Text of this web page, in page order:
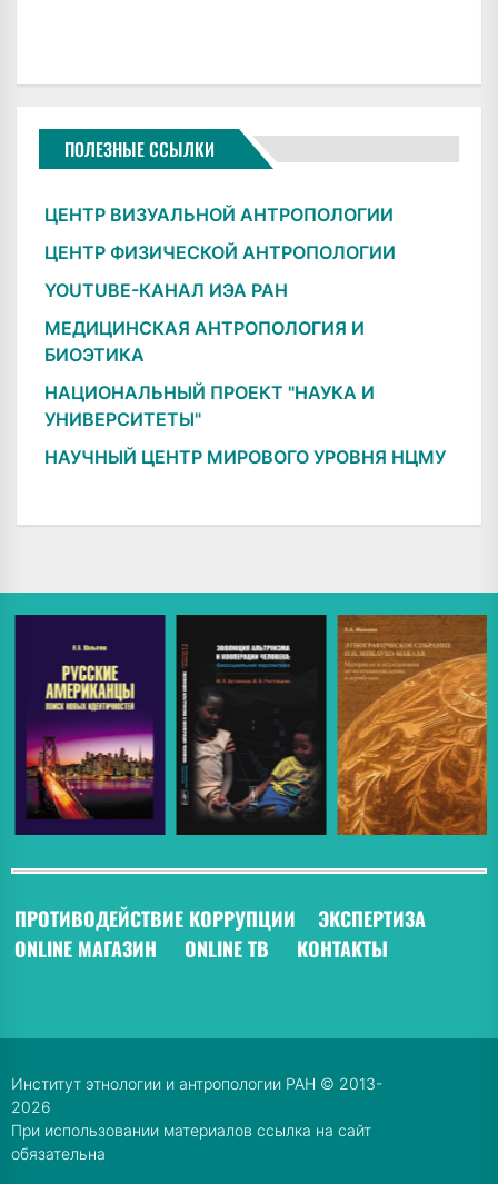
ПОЛЕЗНЫЕ ССЫЛКИ
ЦЕНТР ВИЗУАЛЬНОЙ АНТРОПОЛОГИИ
ЦЕНТР ФИЗИЧЕСКОЙ АНТРОПОЛОГИИ
YOUTUBE-КАНАЛ ИЭА РАН
МЕДИЦИНСКАЯ АНТРОПОЛОГИЯ И
БИОЭТИКА
НАЦИОНАЛЬНЫЙ ПРОЕКТ "НАУКА И
УНИВЕРСИТЕТЫ"
НАУЧНЫЙ ЦЕНТР МИРОВОГО УРОВНЯ НЦМУ
ПРОТИВОДЕЙСТВИЕ КОРРУПЦИИ ЭКСПЕРТИЗА
ONLINE МАГАЗИН
ONLINE ТВ КОНТАКТЫ
Институт этнологии и антропологии РАН © 2013-
2026
При использовании материалов ссылка на сайт
обязательна